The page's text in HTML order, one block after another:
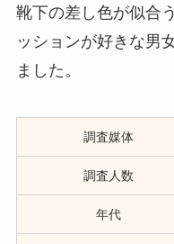
靴下の差し色が似合
ッションが好きな男
ました。
調査媒体
調査人数
年代